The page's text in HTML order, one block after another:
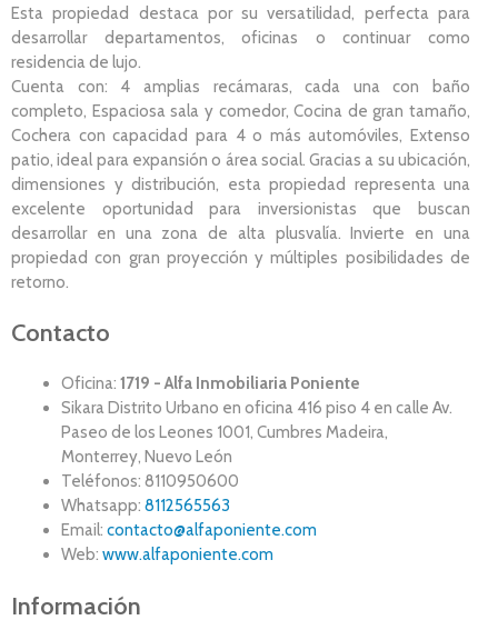
Esta propiedad destaca por su versatilidad, perfecta para
desarrollar departamentos, oficinas o continuar como
residencia de lujo.
Cuenta con: 4 amplias recámaras, cada una con baño
completo, Espaciosa sala y comedor, Cocina de gran tamaño,
Cochera con capacidad para 4 o más automóviles, Extenso
patio, ideal para expansión o área social. Gracias a su ubicación,
dimensiones y distribución, esta propiedad representa una
excelente oportunidad para inversionistas que buscan
desarrollar en una zona de alta plusvalía. Invierte en una
propiedad con gran proyección y múltiples posibilidades de
retorno.
Contacto
Oficina: 1719 - Alfa Inmobiliaria Poniente
Sikara Distrito Urbano en oficina 416 piso 4 en calle Av.
Paseo de los Leones 1001, Cumbres Madeira,
Monterrey, Nuevo León
Teléfonos: 8110950600
Whatsapp: 8112565563
Email: contacto@alfaponiente.com
Web: www.alfaponiente.com
Información